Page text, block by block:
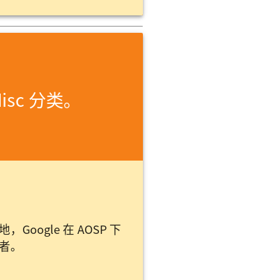
分类。
Google 在 AOSP 下
。